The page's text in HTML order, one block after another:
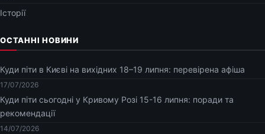
Історії
ОСТАННІ НОВИНИ
Куди піти в Києві на вихідних 18–19 липня: перевірена афіша
17/07/2026
Куди піти сьогодні у Кривому Розі 15-16 липня: поради та
рекомендації
14/07/2026